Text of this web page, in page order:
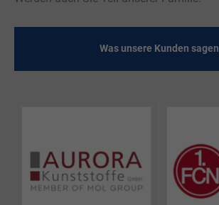
Was unsere Kunden sagen